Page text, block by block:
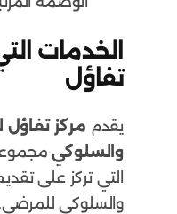
الخدمات
تفاؤل
يقدم مركز تفاؤل
والسلوكي
التي تركز على
والسلوكي